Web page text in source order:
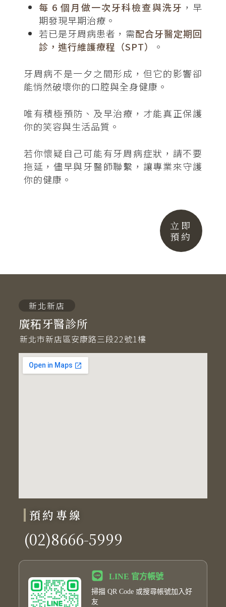
每 6 個月做一次牙科檢查與洗牙 ，早
期發現早期治療。
若已是牙周病患者，需配合牙醫定期回
診，進行維護療程（SPT）
。
牙周病不是一夕之間形成，但它的影響卻
能悄然破壞你的口腔與全身健康。
唯有積極預防、及早治療，才能真正保護
你的笑容與生活品質。
若你懷疑自己可能有牙周病症狀，請不要
拖延，儘早與牙醫師聯繫，讓專業來守護
你的健康。
立即
預約
新北新店
廣䄷牙醫診所
新北市新店區安康路三段22號1樓
預約專線
(02)8666-5999
LINE 官方帳號
掃描 QR Code 或搜尋帳號加入好
友